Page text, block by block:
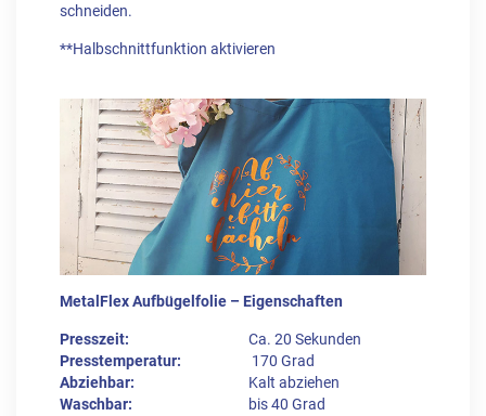
schneiden.
**Halbschnittfunktion aktivieren
MetalFlex Aufbügelfolie – Eigenschaften
Presszeit:
Ca. 20 Sekunden
Presstemperatur:
170 Grad
Abziehbar:
Kalt abziehen
Waschbar:
bis 40 Grad